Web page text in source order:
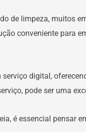
de limpeza, muitos
conveniente para
digital,
pode ser uma
é essencial pensar